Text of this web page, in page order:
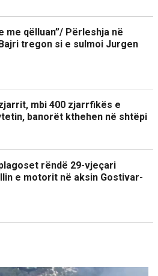
me qëlluan”/ Përleshja në
tregon si e sulmoi Jurgen
mbi 400 zjarrfikës e
banorët kthehen në shtëpi
rëndë 29-vjeçari
e motorit në aksin Gostivar-